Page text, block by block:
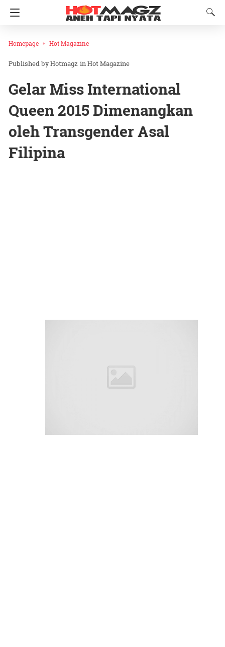
Homepage Hot Magazine
Hotmagz inHot Magazine
Gelar Miss International
Queen 2015 Dimenangkan
oleh Transgender Asal
Filipina